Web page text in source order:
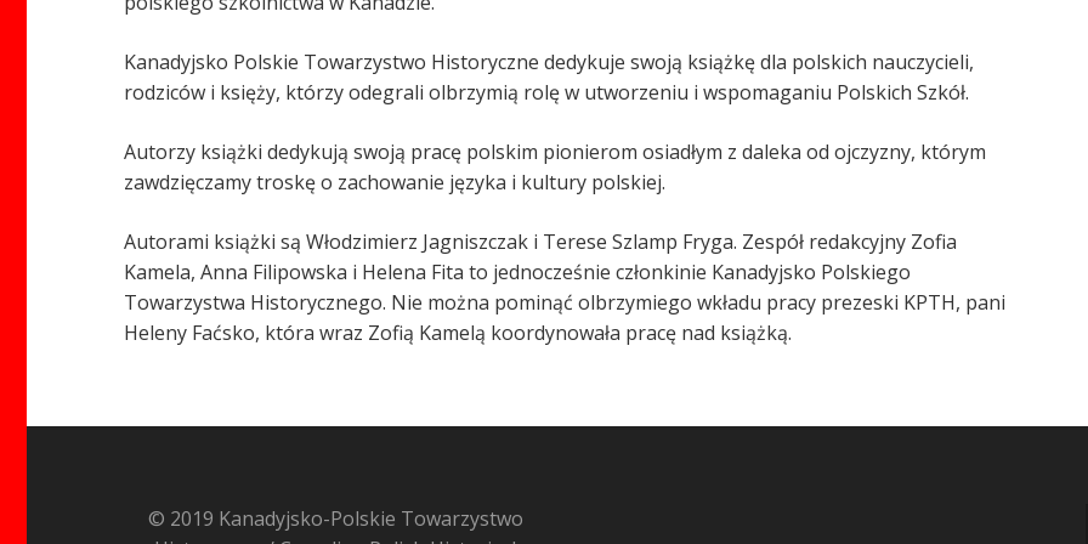
Kanadyjsko Polskie Towarzystwo Historyczne dedykuje swoją książkę dla polskich nauczycieli,
rodziców i księży, którzy odegrali olbrzymią rolę w utworzeniu i wspomaganiu Polskich Szkół.
Autorzy książki dedykują swoją pracę polskim pionierom osiadłym z daleka od ojczyzny, którym
zawdzięczamy troskę o zachowanie języka i kultury polskiej.
Autorami książki są Włodzimierz Jagniszczak i Terese Szlamp Fryga. Zespół redakcyjny Zofia
Kamela, Anna Filipowska i Helena Fita to jednocześnie członkinie Kanadyjsko Polskiego
Towarzystwa Historycznego. Nie można pominąć olbrzymiego wkładu pracy prezeski KPTH, pani
Heleny Faćsko, która wraz Zofią Kamelą koordynowała pracę nad książką.
© 2019 Kanadyjsko-Polskie Towarzystwo